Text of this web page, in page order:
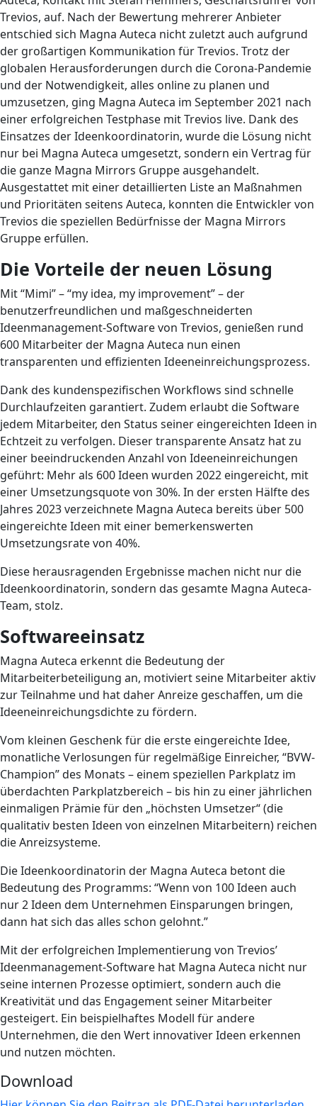
Trevios, auf. Nach der Bewertung mehrerer Anbieter
entschied sich Magna Auteca nicht zuletzt auch aufgrund
der großartigen Kommunikation für Trevios. Trotz der
globalen Herausforderungen durch die Corona-Pandemie
und der Notwendigkeit, alles online zu planen und
umzusetzen, ging Magna Auteca im September 2021 nach
einer erfolgreichen Testphase mit Trevios live. Dank des
Einsatzes der Ideenkoordinatorin, wurde die Lösung nicht
nur bei Magna Auteca umgesetzt, sondern ein Vertrag für
die ganze Magna Mirrors Gruppe ausgehandelt.
Ausgestattet mit einer detaillierten Liste an Maßnahmen
und Prioritäten seitens Auteca, konnten die Entwickler von
Trevios die speziellen Bedürfnisse der Magna Mirrors
Gruppe erfüllen.
Die Vorteile der neuen Lösung
Mit “Mimi” – “my idea, my improvement” – der
benutzerfreundlichen und maßgeschneiderten
Ideenmanagement-Software von Trevios, genießen rund
600 Mitarbeiter der Magna Auteca nun einen
transparenten und effizienten Ideeneinreichungsprozess.
Dank des kundenspezifischen Workflows sind schnelle
Durchlaufzeiten garantiert. Zudem erlaubt die Software
jedem Mitarbeiter, den Status seiner eingereichten Ideen in
Echtzeit zu verfolgen. Dieser transparente Ansatz hat zu
einer beeindruckenden Anzahl von Ideeneinreichungen
geführt: Mehr als 600 Ideen wurden 2022 eingereicht, mit
einer Umsetzungsquote von 30%. In der ersten Hälfte des
Jahres 2023 verzeichnete Magna Auteca bereits über 500
eingereichte Ideen mit einer bemerkenswerten
Umsetzungsrate von 40%.
Diese herausragenden Ergebnisse machen nicht nur die
Ideenkoordinatorin, sondern das gesamte Magna Auteca-
Team, stolz.
Softwareeinsatz
Magna Auteca erkennt die Bedeutung der
Mitarbeiterbeteiligung an, motiviert seine Mitarbeiter aktiv
zur Teilnahme und hat daher Anreize geschaffen, um die
Ideeneinreichungsdichte zu fördern.
Vom kleinen Geschenk für die erste eingereichte Idee,
monatliche Verlosungen für regelmäßige Einreicher, “BVW-
Champion” des Monats – einem speziellen Parkplatz im
überdachten Parkplatzbereich – bis hin zu einer jährlichen
einmaligen Prämie für den „höchsten Umsetzer“ (die
qualitativ besten Ideen von einzelnen Mitarbeitern) reichen
die Anreizsysteme.
Die Ideenkoordinatorin der Magna Auteca betont die
Bedeutung des Programms: “Wenn von 100 Ideen auch
nur 2 Ideen dem Unternehmen Einsparungen bringen,
dann hat sich das alles schon gelohnt.”
Mit der erfolgreichen Implementierung von Trevios’
Ideenmanagement-Software hat Magna Auteca nicht nur
seine internen Prozesse optimiert, sondern auch die
Kreativität und das Engagement seiner Mitarbeiter
gesteigert. Ein beispielhaftes Modell für andere
Unternehmen, die den Wert innovativer Ideen erkennen
und nutzen möchten.
Download